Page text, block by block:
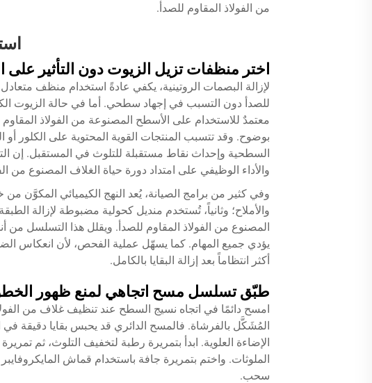
من الفولاذ المقاوم للصدأ.
اختر منظفات تزيل الزيوت دون التأثير
لإزالة البصمات الروتينية، يكفي عادةً استخدام منظف
للصدأ دون التسبب في إجهاد سطحي. أما في حالة الزيوت
معتمدٌ للاستخدام على الأسطح المصنوعة من الفولاذ
بوضوح. وقد تتسبب المنتجات القوية المحتوية على الكلور
السطحية وإحداث نقاط مستقبلة للتلوث في المستقبل. إن
والأداء الوظيفي على امتداد دورة حياة الغلاف المصنوع من
وفي كثير من برامج الصيانة، يُعد النهج الكيميائي المكوَّن
والأملاح؛ وثانياً، تُستخدم منديل كحولية مضبوطة لإزالة
المصنوع من الفولاذ المقاوم للصدأ. ويقلل هذا التسلسل من
يؤدي جميع المهام. كما يسهّل عملية الفحص، لأن انعكاس
أكثر انتظاماً بعد إزالة البقايا بالكامل.
طبّق تسلسل مسح اتجاهي لمنع ظهور
امسح دائمًا في اتجاه نسيج السطح عند تنظيف غلاف من
المُشَكَّل بالفرشاة. فالمسح الدائري قد يحبس بقايا دقيقة في
الإضاءة العلوية. ابدأ بتمريرة رطبة لتخفيف التلوث، ثم
الملوثات. واختم بتمريرة جافة باستخدام قماش
سحب.